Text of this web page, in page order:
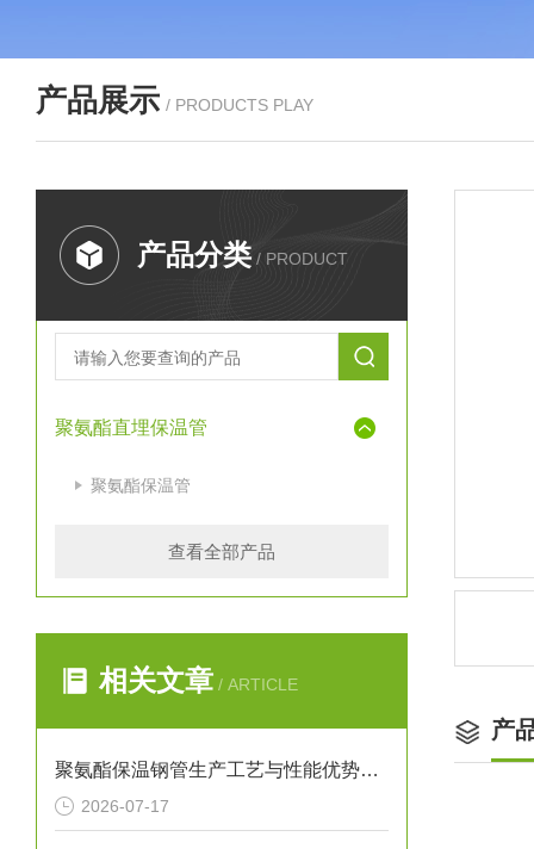
产品展示 / PRODUCTS PLAY
产品分类 / PRODUCT
聚氨酯直埋保温管
聚氨酯保温管
查看全部产品
相关文章 / ARTICLE
聚氨酯保温钢管生产工艺与性能优势解析
2026-07-17
产